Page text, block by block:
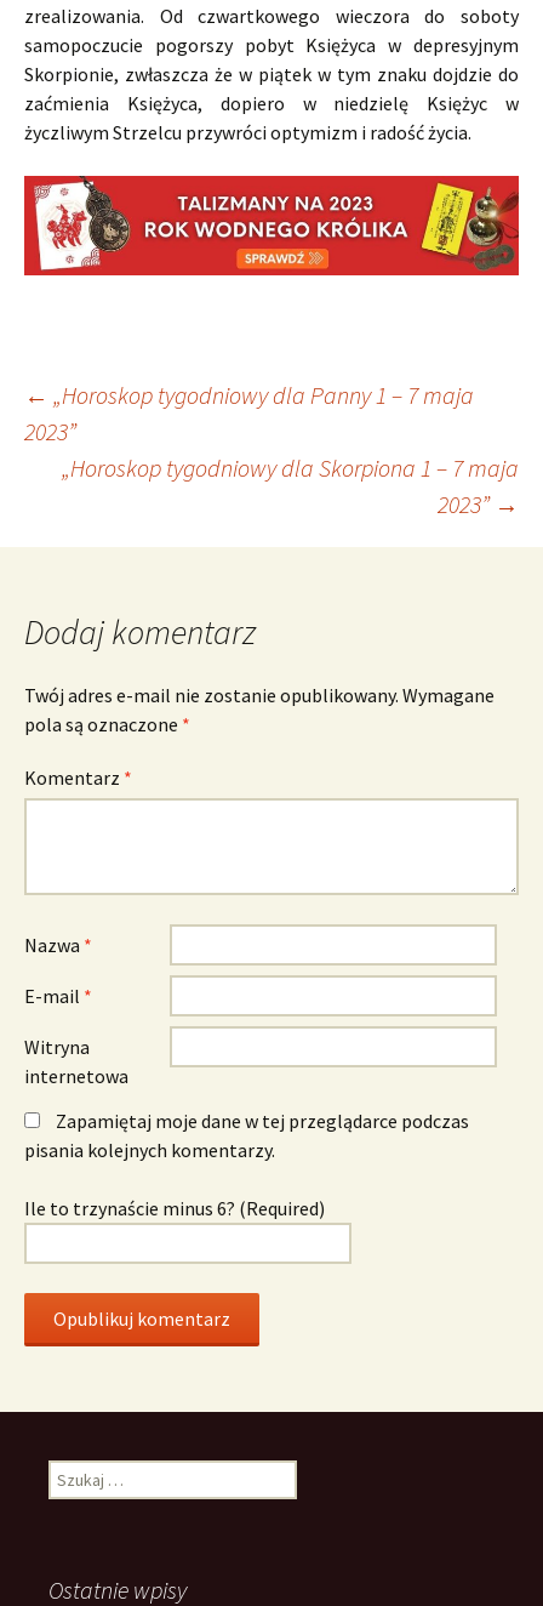
zrealizowania. Od czwartkowego wieczora do soboty
samopoczucie pogorszy pobyt Księżyca w depresyjnym
Skorpionie, zwłaszcza że w piątek w tym znaku dojdzie do
zaćmienia Księżyca, dopiero w niedzielę Księżyc w
życzliwym Strzelcu przywróci optymizm i radość życia.
Nawigacja
wpisu
← „Horoskop tygodniowy dla Panny 1 – 7 maja
2023”
„Horoskop tygodniowy dla Skorpiona 1 – 7 maja
2023” →
Dodaj komentarz
Twój adres e-mail nie zostanie opublikowany. Wymagane
pola są oznaczone *
Komentarz *
Nazwa *
E-mail *
Witryna
internetowa
Zapamiętaj moje dane w tej przeglądarce podczas
pisania kolejnych komentarzy.
Ile to trzynaście minus 6? (Required)
Szukaj:
Ostatnie wpisy